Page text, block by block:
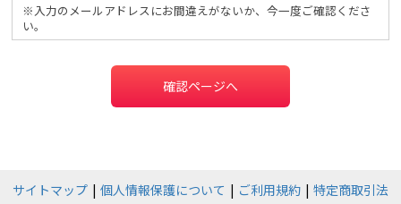
※入力のメールアドレスにお間違えがないか、今一度ご確認くださ
い。
確認ページへ
サイトマップ 個人情報保護について ご利用規約
特定商取引法